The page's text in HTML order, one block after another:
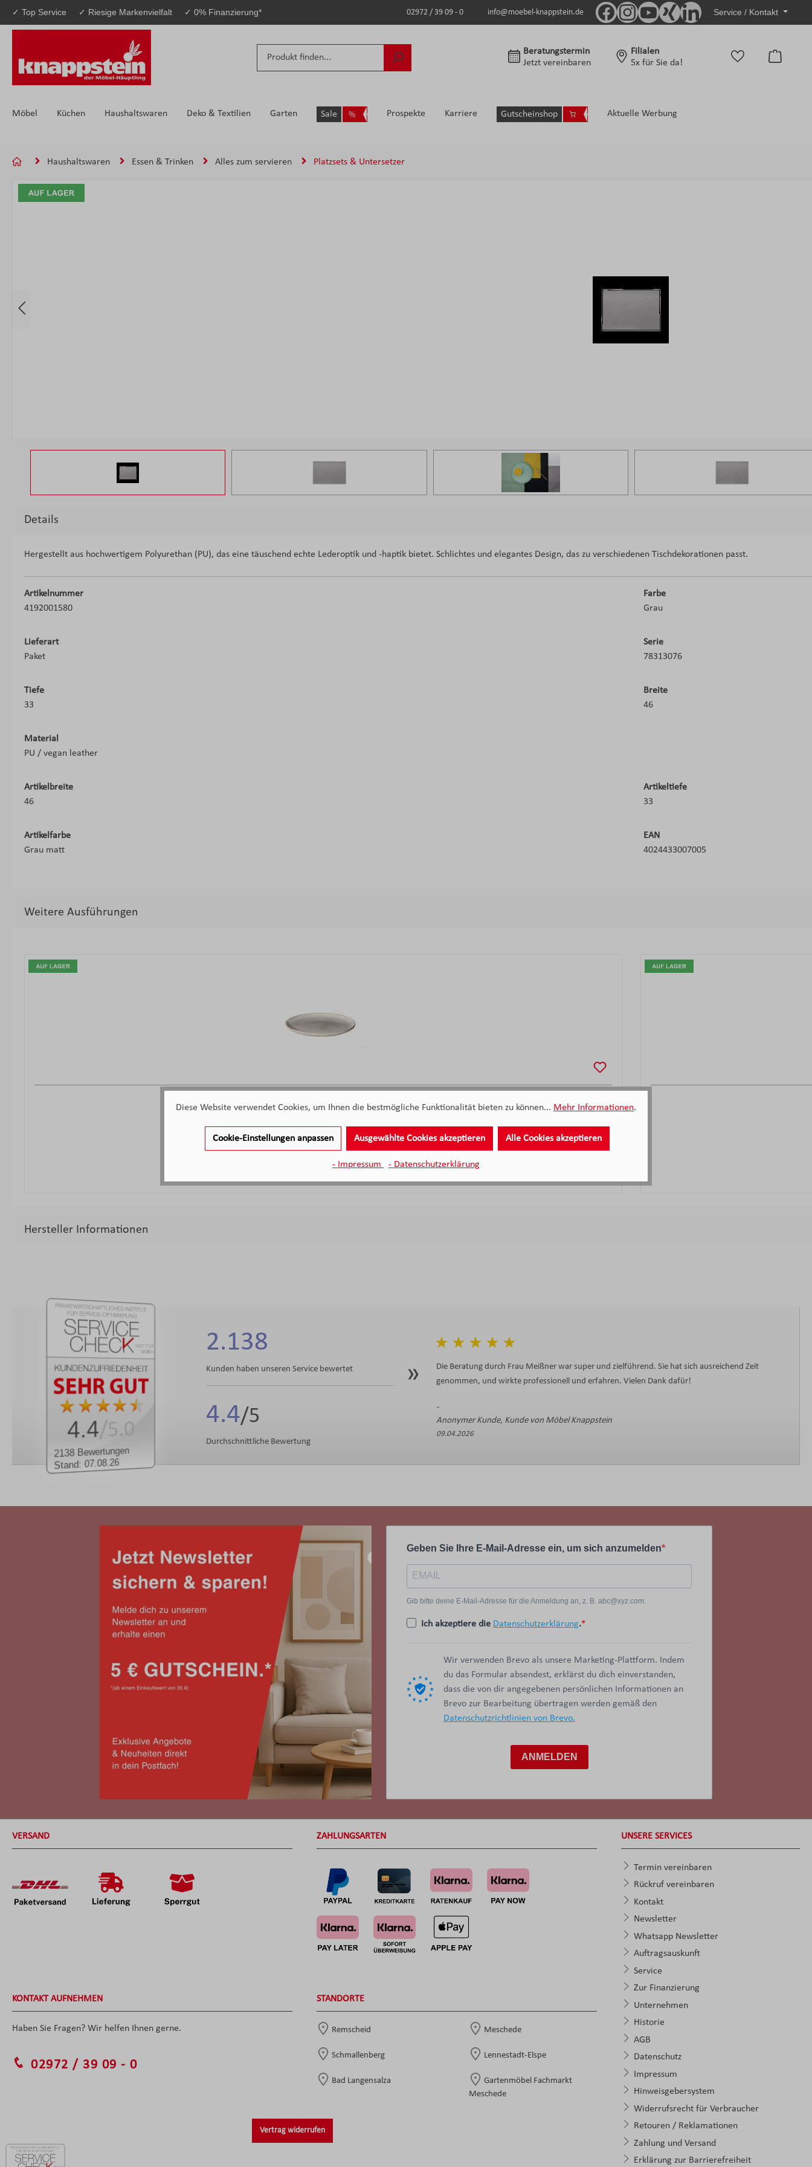
Hauptinhalt springen
Zur Suche springen
Zur Hauptnavigation springen
✓ Top Service ✓ Riesige Markenvielfalt ✓ 0% Finanzierung* 02972 / 39 09 - 0 info@moebel-knappstein.de Service / Kontakt
Beratungstermin
Jetzt vereinbaren
Filialen
5x für Sie da!
Möbel Küchen Haushaltswaren Deko & Textilien Garten Sale Prospekte Karriere Gutscheinshop Aktuelle Werbung
Haushaltswaren Essen & Trinken Alles zum servieren Platzsets & Untersetzer
Bildergalerie überspringen
Details
Hergestellt aus hochwertigem Polyurethan (PU), das eine täuschend echte Lederoptik und -haptik bietet. Schlichtes und elegantes Design, das zu verschiedenen Tischdekorationen passt.
Artikelnummer
4192001580
Farbe
Grau
Lieferart
Paket
Serie
78313076
Tiefe
33
Breite
46
Material
PU / vegan leather
Artikelbreite
46
Artikeltiefe
33
Artikelfarbe
Grau matt
EAN
4024433007005
Weitere Ausführungen
ASA Essteller sand 27 cm
Sofort verfügbar
Verkaufspreis:
€
Hersteller Informationen
2138 Bewertungen
Stand: 07.08.26
4.4/5.0
2.138
Kunden haben unseren Service bewertet
4.4
Durchschnittliche Bewertung
Die Beratung durch Frau Meißner war super und zielführend. Sie hat sich ausreichend Zeit
genommen, und wirkte professionell und erfahren. Vielen Dank dafür!
Anonymer Kunde, Kunde von Möbel Knappstein
09.04.2026
Geben Sie Ihre E-Mail-Adresse ein, um sich anzumelden
Gib bitte deine E-Mail-Adresse für die Anmeldung an, z. B. abc@xyz.com.
Ich akzeptiere die Datenschutzerklärung.
Wir verwenden Brevo als unsere Marketing-Plattform. Indem
du das Formular absendest, erklärst du dich einverstanden,
dass die von dir angegebenen persönlichen Informationen an
Brevo zur Bearbeitung übertragen werden gemäß den
Datenschutzrichtlinien von Brevo.
ANMELDEN
VERSAND ZAHLUNGSARTEN
KONTAKT AUFNEHMEN
Haben Sie Fragen? Wir helfen Ihnen gerne.
02972 / 39 09 - 0
Vertrag widerrufen
STANDORTE
Remscheid Meschede
Schmallenberg Lennestadt-Elspe
Bad Langensalza
Gartenmöbel Fachmarkt
Meschede
UNSERE SERVICES
Termin vereinbaren
Rückruf vereinbaren
Kontakt
Newsletter
Whatsapp Newsletter
Auftragsauskunft
Service
Zur Finanzierung
Unternehmen
Historie
AGB
Datenschutz
Impressum
Hinweisgebersystem
Widerrufsrecht für Verbraucher
Retouren / Reklamationen
Zahlung und Versand
Erklärung zur Barrierefreiheit
Diese Website verwendet Cookies, um Ihnen die bestmögliche Funktionalität bieten zu können... Mehr Informationen.
Cookie-Einstellungen anpassen Ausgewählte Cookies akzeptieren Alle Cookies akzeptieren
- Impressum - Datenschutzerklärung